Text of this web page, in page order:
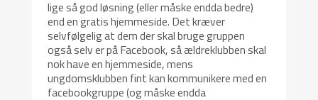
lige så god løsning (eller måske endda bedre)
end en gratis hjemmeside. Det kræver
selvfølgelig at dem der skal bruge gruppen
også selv er på Facebook, så ældreklubben skal
nok have en hjemmeside, mens
ungdomsklubben fint kan kommunikere med en
facebookgruppe (og måske endda